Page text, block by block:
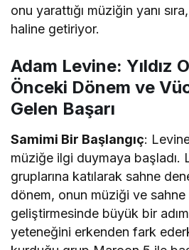
onu yarattığı müziğin yanı
haline getiriyor.
Adam Levine: Yıldız
Önceki Dönem ve
Gelen Başarı
Samimi Bir Başlangıç:
müziğe ilgi duymaya başladı.
gruplarına katılarak sahne
dönem, onun müziği ve sahne
geliştirmesinde büyük bir
yeteneğini erkenden fark